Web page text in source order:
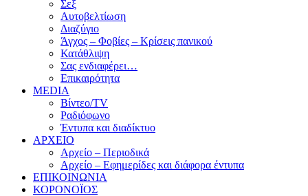
Σεξ
Αυτοβελτίωση
Διαζύγιο
Άγχος – Φοβίες – Κρίσεις πανικού
Κατάθλιψη
Σας ενδιαφέρει…
Επικαιρότητα
MEDIA
Βίντεο/TV
Ραδιόφωνο
Έντυπα και διαδίκτυο
ΑΡΧΕΙΟ
Αρχείο – Περιοδικά
Αρχείο – Εφημερίδες και διάφορα έντυπα
ΕΠΙΚΟΙΝΩΝΙΑ
ΚΟΡΟΝΟΪΟΣ